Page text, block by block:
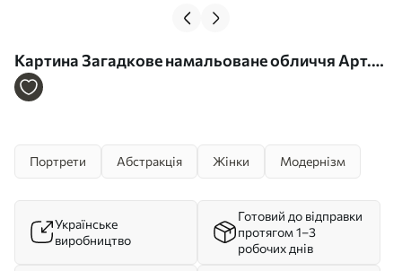
Картина Загадкове намальоване обличчя Арт.
s43572
Портрети Абстракція Жінки Модернізм
Українське
виробництво
Готовий до відправки
протягом 1–3
робочих днів